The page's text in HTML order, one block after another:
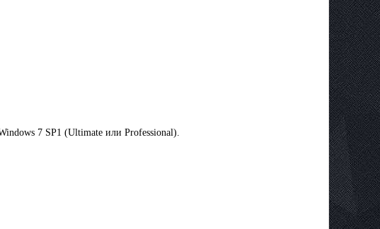
7 SP1 (Ultimate или Professional).